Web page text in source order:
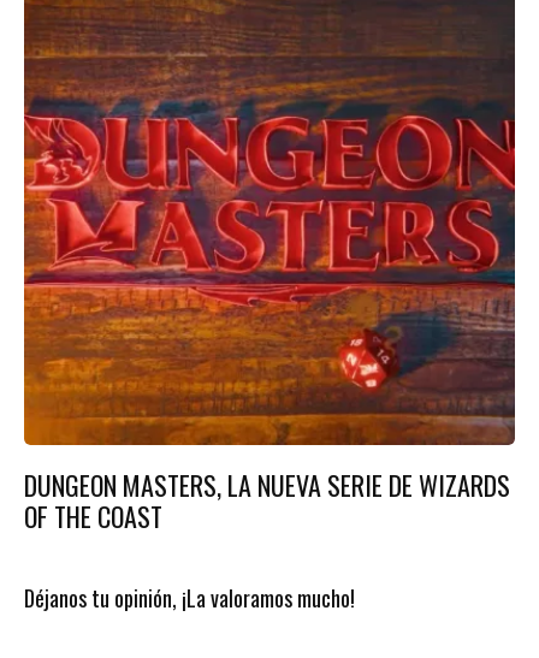
DUNGEON MASTERS, LA NUEVA SERIE DE WIZARDS
OF THE COAST
Déjanos tu opinión, ¡La valoramos mucho!